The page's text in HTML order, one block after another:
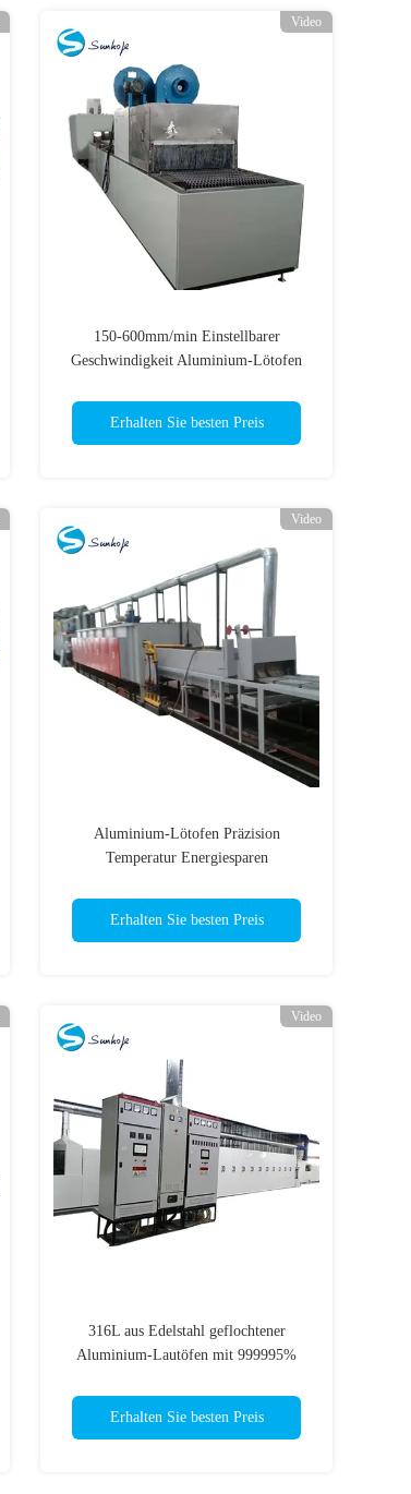
Video
150-600mm/min Einstellbarer
Geschwindigkeit Aluminium-Lötofen
Erhalten Sie besten Preis
Video
Aluminium-Lötofen Präzision
Temperatur Energiesparen
Erhalten Sie besten Preis
Video
316L aus Edelstahl geflochtener
Aluminium-Lautöfen mit 999995%
Erhalten Sie besten Preis